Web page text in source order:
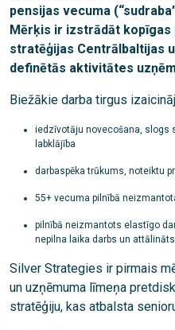
pensijas vecuma
Mērķis ir izstrādāt
stratēģijas Centrālbaltijas
definētās aktivitātes
Biežākie darba tirgus
iedzīvotāju novecošana, slogs
labklājība
darbaspēka trūkums, noteiktu
55+ vecuma pilnībā
pilnībā neizmantots elastīgo
nepilna laika darbs un
Silver Strategies ir pirmais
un uzņēmuma līmeņa
stratēģiju, kas atbalsta